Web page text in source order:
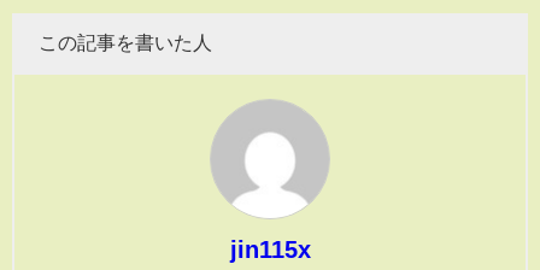
この記事を書いた人
jin115x